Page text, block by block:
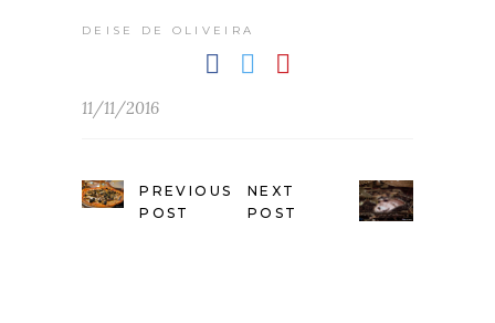
DEISE DE OLIVEIRA
11/11/2016
PREVIOUS
POST
NEXT
POST